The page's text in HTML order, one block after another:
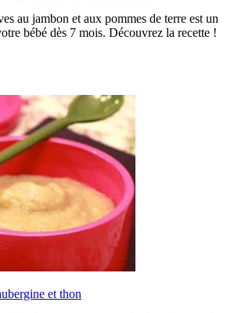
au jambon et aux pommes de terre est un
bébé dès 7 mois. Découvrez la recette !
et thon